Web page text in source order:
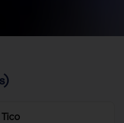
Tico